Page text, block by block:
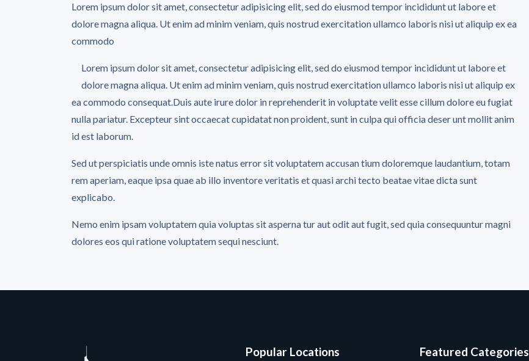
Lorem ipsum dolor sit amet, consectetur adipisicing elit, sed do eiusmod tempor incididunt ut labore et
dolore magna aliqua. Ut enim ad minim veniam, quis nostrud exercitation ullamco laboris nisi ut aliquip ex ea
commodo
Lorem ipsum dolor sit amet, consectetur adipisicing elit, sed do eiusmod tempor incididunt ut labore et
dolore magna aliqua. Ut enim ad minim veniam, quis nostrud exercitation ullamco laboris nisi ut aliquip ex
ea commodo consequat.Duis aute irure dolor in reprehenderit in voluptate velit esse cillum dolore eu fugiat
nulla pariatur. Excepteur sint occaecat cupidatat non proident, sunt in culpa qui officia deser unt mollit anim
id est laborum.
Sed ut perspiciatis unde omnis iste natus error sit voluptatem accusan tium doloremque laudantium, totam
rem aperiam, eaque ipsa quae ab illo inventore veritatis et quasi archi tecto beatae vitae dicta sunt
explicabo.
Nemo enim ipsam voluptatem quia voluptas sit asperna tur aut odit aut fugit, sed quia consequuntur magni
dolores eos qui ratione voluptatem sequi nesciunt.
Popular Locations Featured Categories